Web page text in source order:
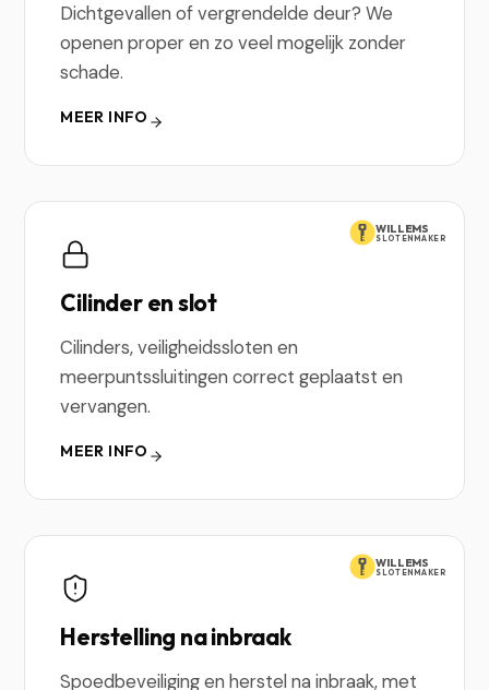
Dichtgevallen of vergrendelde deur? We
openen proper en zo veel mogelijk zonder
schade.
MEER INFO
WILLEMS
SLOTENMAKER
Cilinder en slot
Cilinders, veiligheidssloten en
meerpuntssluitingen correct geplaatst en
vervangen.
MEER INFO
WILLEMS
SLOTENMAKER
Herstelling na inbraak
Spoedbeveiliging en herstel na inbraak, met